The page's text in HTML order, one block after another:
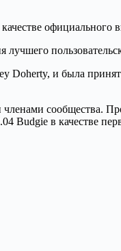
официального
Doherty, и была
сообщества.
Budgie в качестве